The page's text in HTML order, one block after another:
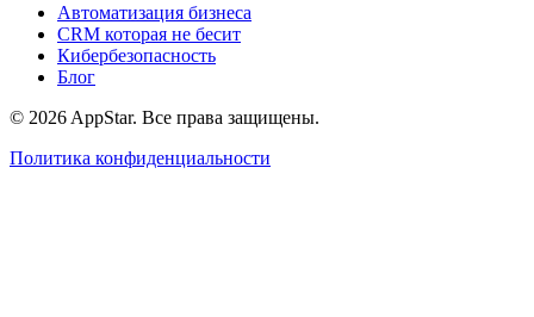
Автоматизация бизнеса
CRM которая не бесит
Кибербезопасность
Блог
© 2026 AppStar. Все права защищены.
Политика конфиденциальности